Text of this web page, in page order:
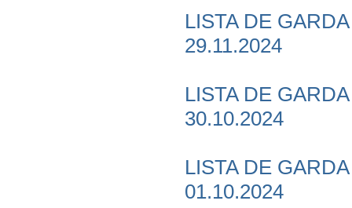
LISTA DE
29.11.2024
LISTA DE
30.10.2024
LISTA DE
01.10.2024